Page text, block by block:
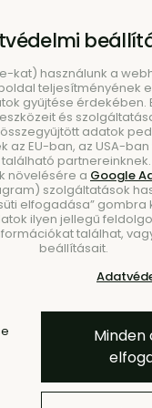
enteriőrjét a
az egyedi
kat) használunk a
teljesítményének
gyűjtése érdekében.
és
adatok
az EU-ban, az USA-
növelésére a Google
szolgáltatások
elfogadása” gombra
ilyen jellegű
találhat,
beállításait.
Minden